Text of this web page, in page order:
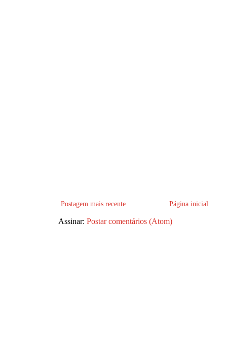
Postagem mais recente Página inicial
Assinar: Postar comentários (Atom)